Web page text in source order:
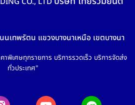
เทพรัตน แขวงบางนาเหนือ เขตบางนา
าพิเศษทุกรายการ บริการรวดเร็ว บริการจัดส่ง
ทั่วประเทศ"